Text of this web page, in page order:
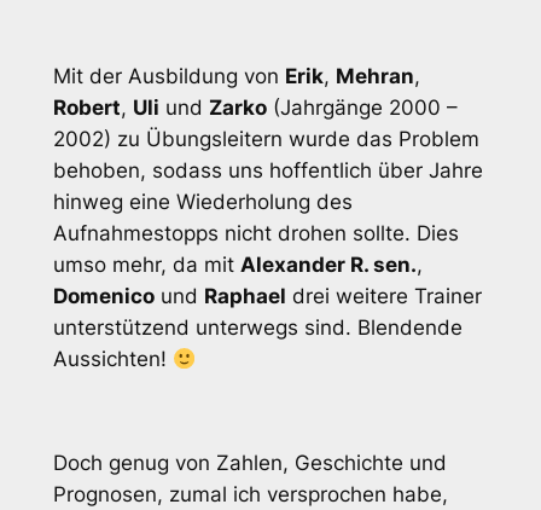
Mit der Ausbildung von Erik, Mehran,
Robert, Uli und Zarko(Jahrgänge 2000 –
2002) zu Übungsleitern wurde das Problem
behoben, sodass uns hoffentlich über Jahre
hinweg eine Wiederholung des
Aufnahmestopps nicht drohen sollte. Dies
umso mehr, da mit Alexander R. sen.,
Domenicound Raphael drei weitere Trainer
unterstützend unterwegs sind. Blendende
Aussichten!
Doch genug von Zahlen, Geschichte und
Prognosen, zumal ich versprochen habe,